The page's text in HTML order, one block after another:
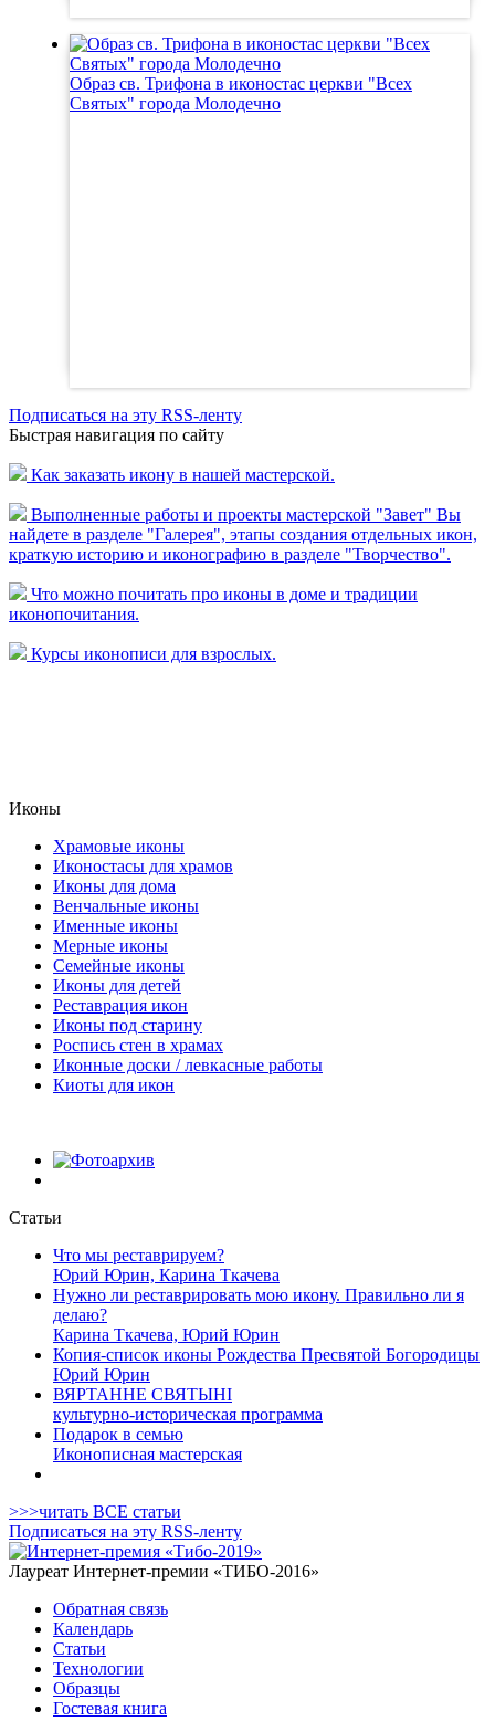
Образ св. Трифона в иконостас церкви "Всех
Святых" города Молодечно
Подписаться на эту RSS-ленту
Быстрая навигация по сайту
Как заказать икону в нашей мастерской.
Выполненные работы и проекты мастерской "Завет" Вы
найдете в разделе "Галерея", этапы создания отдельных икон,
краткую историю и иконографию в разделе "Творчество".
Что можно почитать про иконы в доме и традиции
иконопочитания.
Курсы иконописи для взрослых.
Иконы
Храмовые иконы
Иконостасы для храмов
Иконы для дома
Венчальные иконы
Именные иконы
Мерные иконы
Семейные иконы
Иконы для детей
Реставрация икон
Иконы под старину
Роспись стен в храмах
Иконные доски / левкасные работы
Киоты для икон
Статьи
Что мы реставрируем?
Юрий Юрин, Карина Ткачева
Нужно ли реставрировать мою икону. Правильно ли я
делаю?
Карина Ткачева, Юрий Юрин
Копия-список иконы Рождества Пресвятой Богородицы
Юрий Юрин
ВЯРТАННЕ СВЯТЫНІ
культурно-историческая программа
Подарок в семью
Иконописная мастерская
>>>читать ВСЕ статьи
Подписаться на эту RSS-ленту
Лауреат Интернет-премии «ТИБО-2016»
Обратная связь
Календарь
Статьи
Технологии
Образцы
Гостевая книга